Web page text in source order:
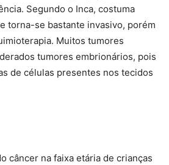
Segundo o Inca, costuma
torna-se bastante invasivo, porém
Muitos tumores
tumores embrionários, pois
de células presentes nos tecidos
câncer na faixa etária de crianças